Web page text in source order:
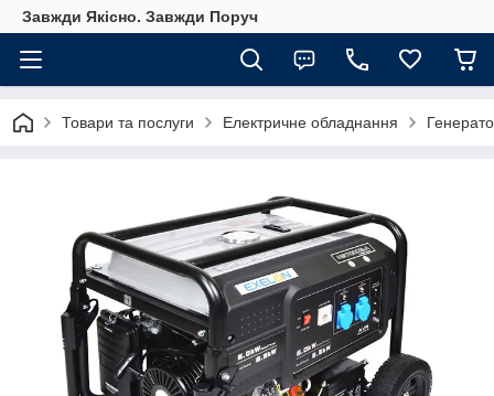
Завжди Якісно. Завжди Поруч
Товари та послуги Електричне обладнання